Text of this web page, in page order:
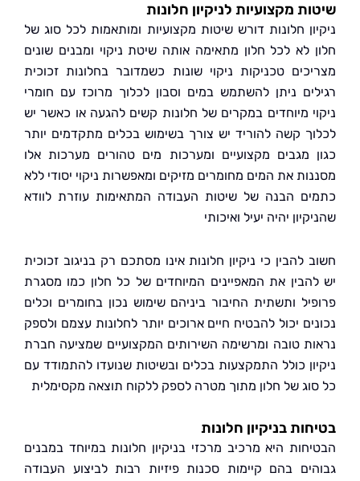
מקצועיות לניקיון חלונות
חלונות דורש שיטות מקצועיות ומותאמות לכל סוג של
לא לכל חלון מתאימה אותה שיטת ניקוי ומבנים שונים
טכניקות ניקוי שונות כשמדובר בחלונות זכוכית
ניתן להשתמש במים וסבון לכלוך מרוכז עם חומרי
מיוחדים במקרים של חלונות קשים להגעה או כאשר יש
קשה להוריד יש צורך בשימוש בכלים מתקדמים יותר
מגבים מקצועיים ומערכות מים טהורים מערכות אלו
את המים מחומרים מזיקים ומאפשרות ניקוי יסודי ללא
הבנה של שיטות העבודה המתאימות עוזרת לוודא
יהיה יעיל ואיכותי
להבין כי ניקיון חלונות אינו מסתכם רק בניגוב זכוכית
את המאפיינים המיוחדים של כל חלון כמו מסגרת
ותשתית החיבור ביניהם שימוש נכון בחומרים וכלים
יכול להבטיח חיים ארוכים יותר לחלונות עצמם ולספק
טובה ומרשימה השירותים המקצועיים שמציעה חברת
כולל התמקצעות בכלים ובשיטות שנועדו להתמודד עם
של חלון מתוך מטרה לספק ללקוח תוצאה מקסימלית
בניקיון חלונות
היא מרכיב מרכזי בניקיון חלונות במיוחד במבנים
בהם קיימות סכנות פיזיות רבות לביצוע העבודה